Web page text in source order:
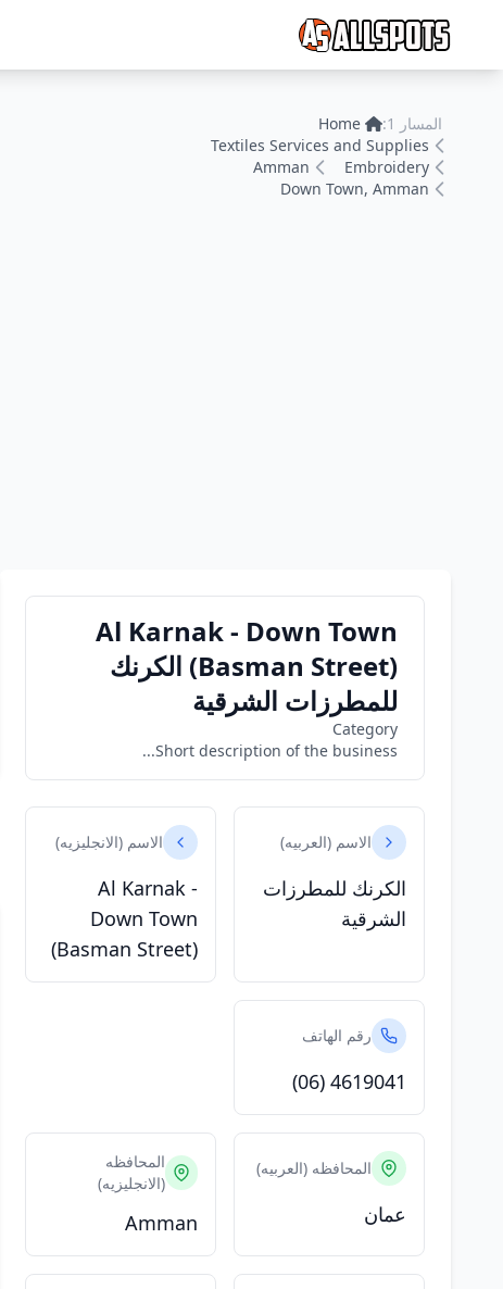
المسار 1:
Home
Textiles Services and Supplies
Embroidery
Amman
Down Town, Amman
Al Karnak - Down Town
(Basman Street) الكرنك
للمطرزات الشرقية
Category
Short description of the business...
الاسم (العربيه)
الكرنك للمطرزات
الشرقية
الاسم (الانجليزيه)
Al Karnak -
Down Town
(Basman Street)
رقم الهاتف
(06) 4619041
المحافظه (العربيه)
عمان
المحافظه
(الانجليزيه)
Amman